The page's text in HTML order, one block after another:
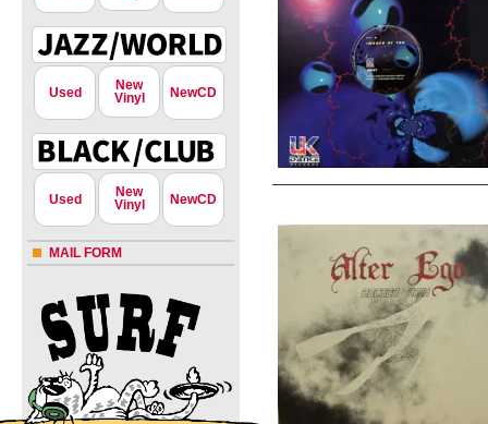
Used
New
Vinyl
NewCD
Used
New
Vinyl
NewCD
MAIL FORM